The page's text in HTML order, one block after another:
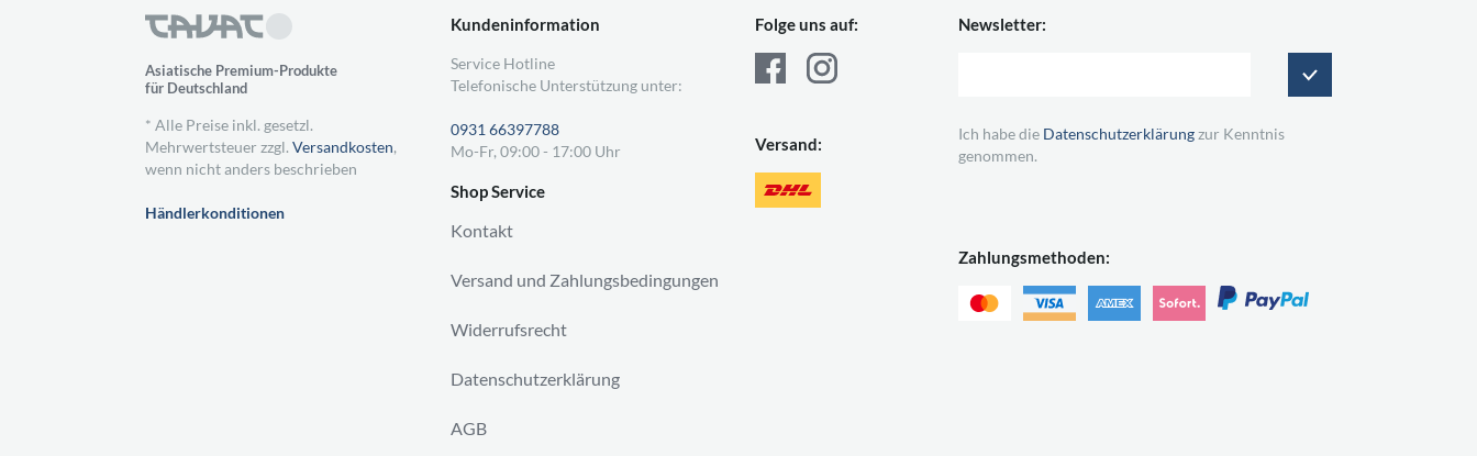
Asiatische Premium-Produkte
für Deutschland
* Alle Preise inkl. gesetzl.
Mehrwertsteuer zzgl. Versandkosten,
wenn nicht anders beschrieben
Händlerkonditionen
Kundeninformation
Service Hotline
Telefonische Unterstützung unter:
0931 66397788
Mo-Fr, 09:00 - 17:00 Uhr
Shop Service
Kontakt
Versand und Zahlungsbedingungen
Widerrufsrecht
Datenschutzerklärung
AGB
Folge uns auf:
Versand:
Newsletter:
Ich habe die Datenschutzerklärungzur Kenntnis
genommen.
Zahlungsmethoden: